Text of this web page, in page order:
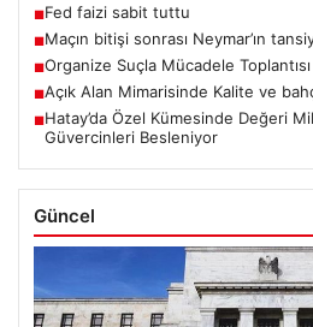
■Fed faizi sabit tuttu
■Maçın bitişi sonrası Neymar’ın
■Organize Suçla Mücadele
■Açık Alan Mimarisinde Kalite ve
■Hatay’da Özel Kümesinde Değeri
Güvercinleri Besleniyor
Güncel